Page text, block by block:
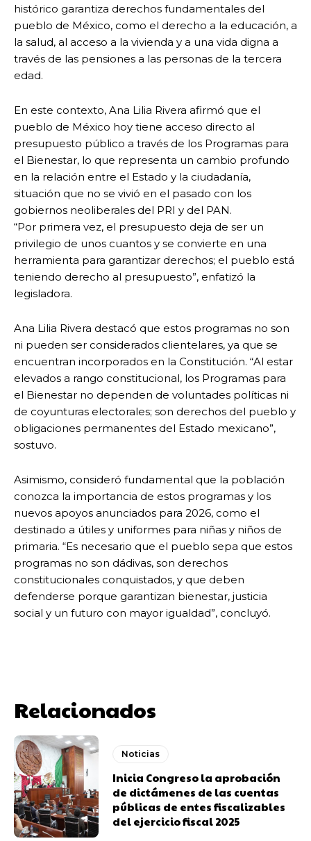
histórico garantiza derechos fundamentales del
pueblo de México, como el derecho a la educación, a
la salud, al acceso a la vivienda y a una vida digna a
través de las pensiones a las personas de la tercera
edad.
En este contexto, Ana Lilia Rivera afirmó que el
pueblo de México hoy tiene acceso directo al
presupuesto público a través de los Programas para
el Bienestar, lo que representa un cambio profundo
en la relación entre el Estado y la ciudadanía,
situación que no se vivió en el pasado con los
gobiernos neoliberales del PRI y del PAN.
“Por primera vez, el presupuesto deja de ser un
privilegio de unos cuantos y se convierte en una
herramienta para garantizar derechos; el pueblo está
teniendo derecho al presupuesto”, enfatizó la
legisladora.
Ana Lilia Rivera destacó que estos programas no son
ni pueden ser considerados clientelares, ya que se
encuentran incorporados en la Constitución. “Al estar
elevados a rango constitucional, los Programas para
el Bienestar no dependen de voluntades políticas ni
de coyunturas electorales; son derechos del pueblo y
obligaciones permanentes del Estado mexicano”,
sostuvo.
Asimismo, consideró fundamental que la población
conozca la importancia de estos programas y los
nuevos apoyos anunciados para 2026, como el
destinado a útiles y uniformes para niñas y niños de
primaria. “Es necesario que el pueblo sepa que estos
programas no son dádivas, son derechos
constitucionales conquistados, y que deben
defenderse porque garantizan bienestar, justicia
social y un futuro con mayor igualdad”, concluyó.
Relacionados
Noticias
Inicia Congreso la aprobación
de dictámenes de las cuentas
públicas de entes fiscalizables
del ejercicio fiscal 2025